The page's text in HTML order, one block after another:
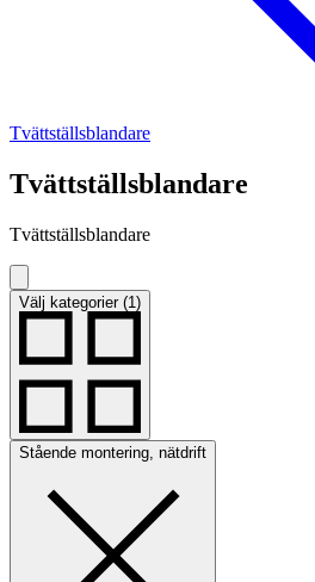
Tvättställsblandare
Tvättställsblandare
Tvättställsblandare
Välj kategorier (1)
Stående montering, nätdrift